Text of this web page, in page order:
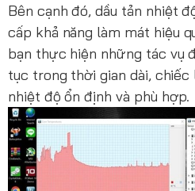
Bên cạnh đó, dầu tản nhiệt
cấp khả năng làm mát hiệu
bạn thực hiện những tác vụ
tục trong thời gian dài,
nhiệt độ ổn định và phù hợp.